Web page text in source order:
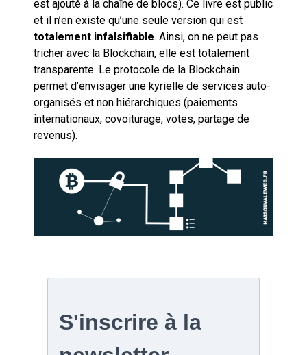
est ajouté à la chaîne de blocs). Ce livre est public
et il n’en existe qu’une seule version qui est
totalement infalsifiable. Ainsi, on ne peut pas
tricher avec la Blockchain, elle est totalement
transparente. Le protocole de la Blockchain
permet d’envisager une kyrielle de services auto-
organisés et non hiérarchiques (paiements
internationaux, covoiturage, votes, partage de
revenus).